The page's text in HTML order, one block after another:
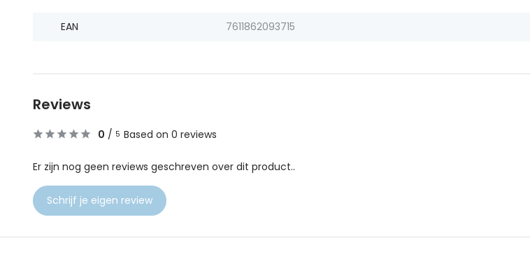
EAN 7611862093715
Reviews
0 / 5 Based on 0 reviews
Er zijn nog geen reviews geschreven over dit product..
Schrijf je eigen review